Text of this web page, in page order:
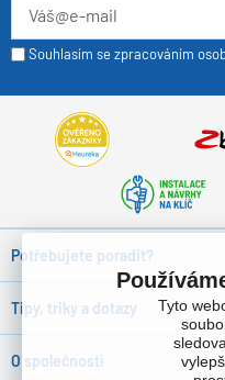
Souhlasím se zpracováním
Potřebujete poradit?
Tipy, triky a dotazy
O společnosti
Tyto